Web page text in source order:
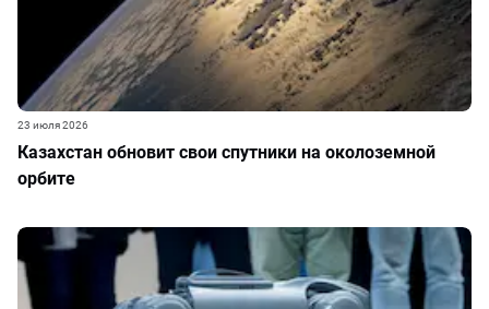
Казахстан обновит свои спутники на околоземной
орбите
23 июля 2026